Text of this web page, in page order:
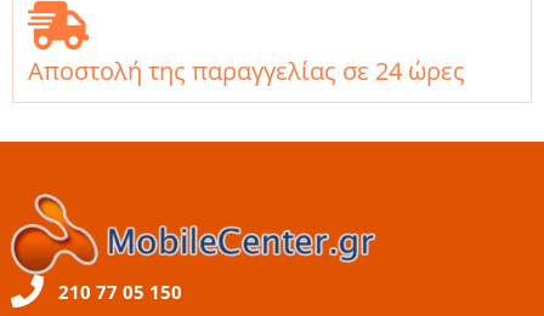
Αποστολή της παραγγελίας σε 24 ώρες
210 77 05 150